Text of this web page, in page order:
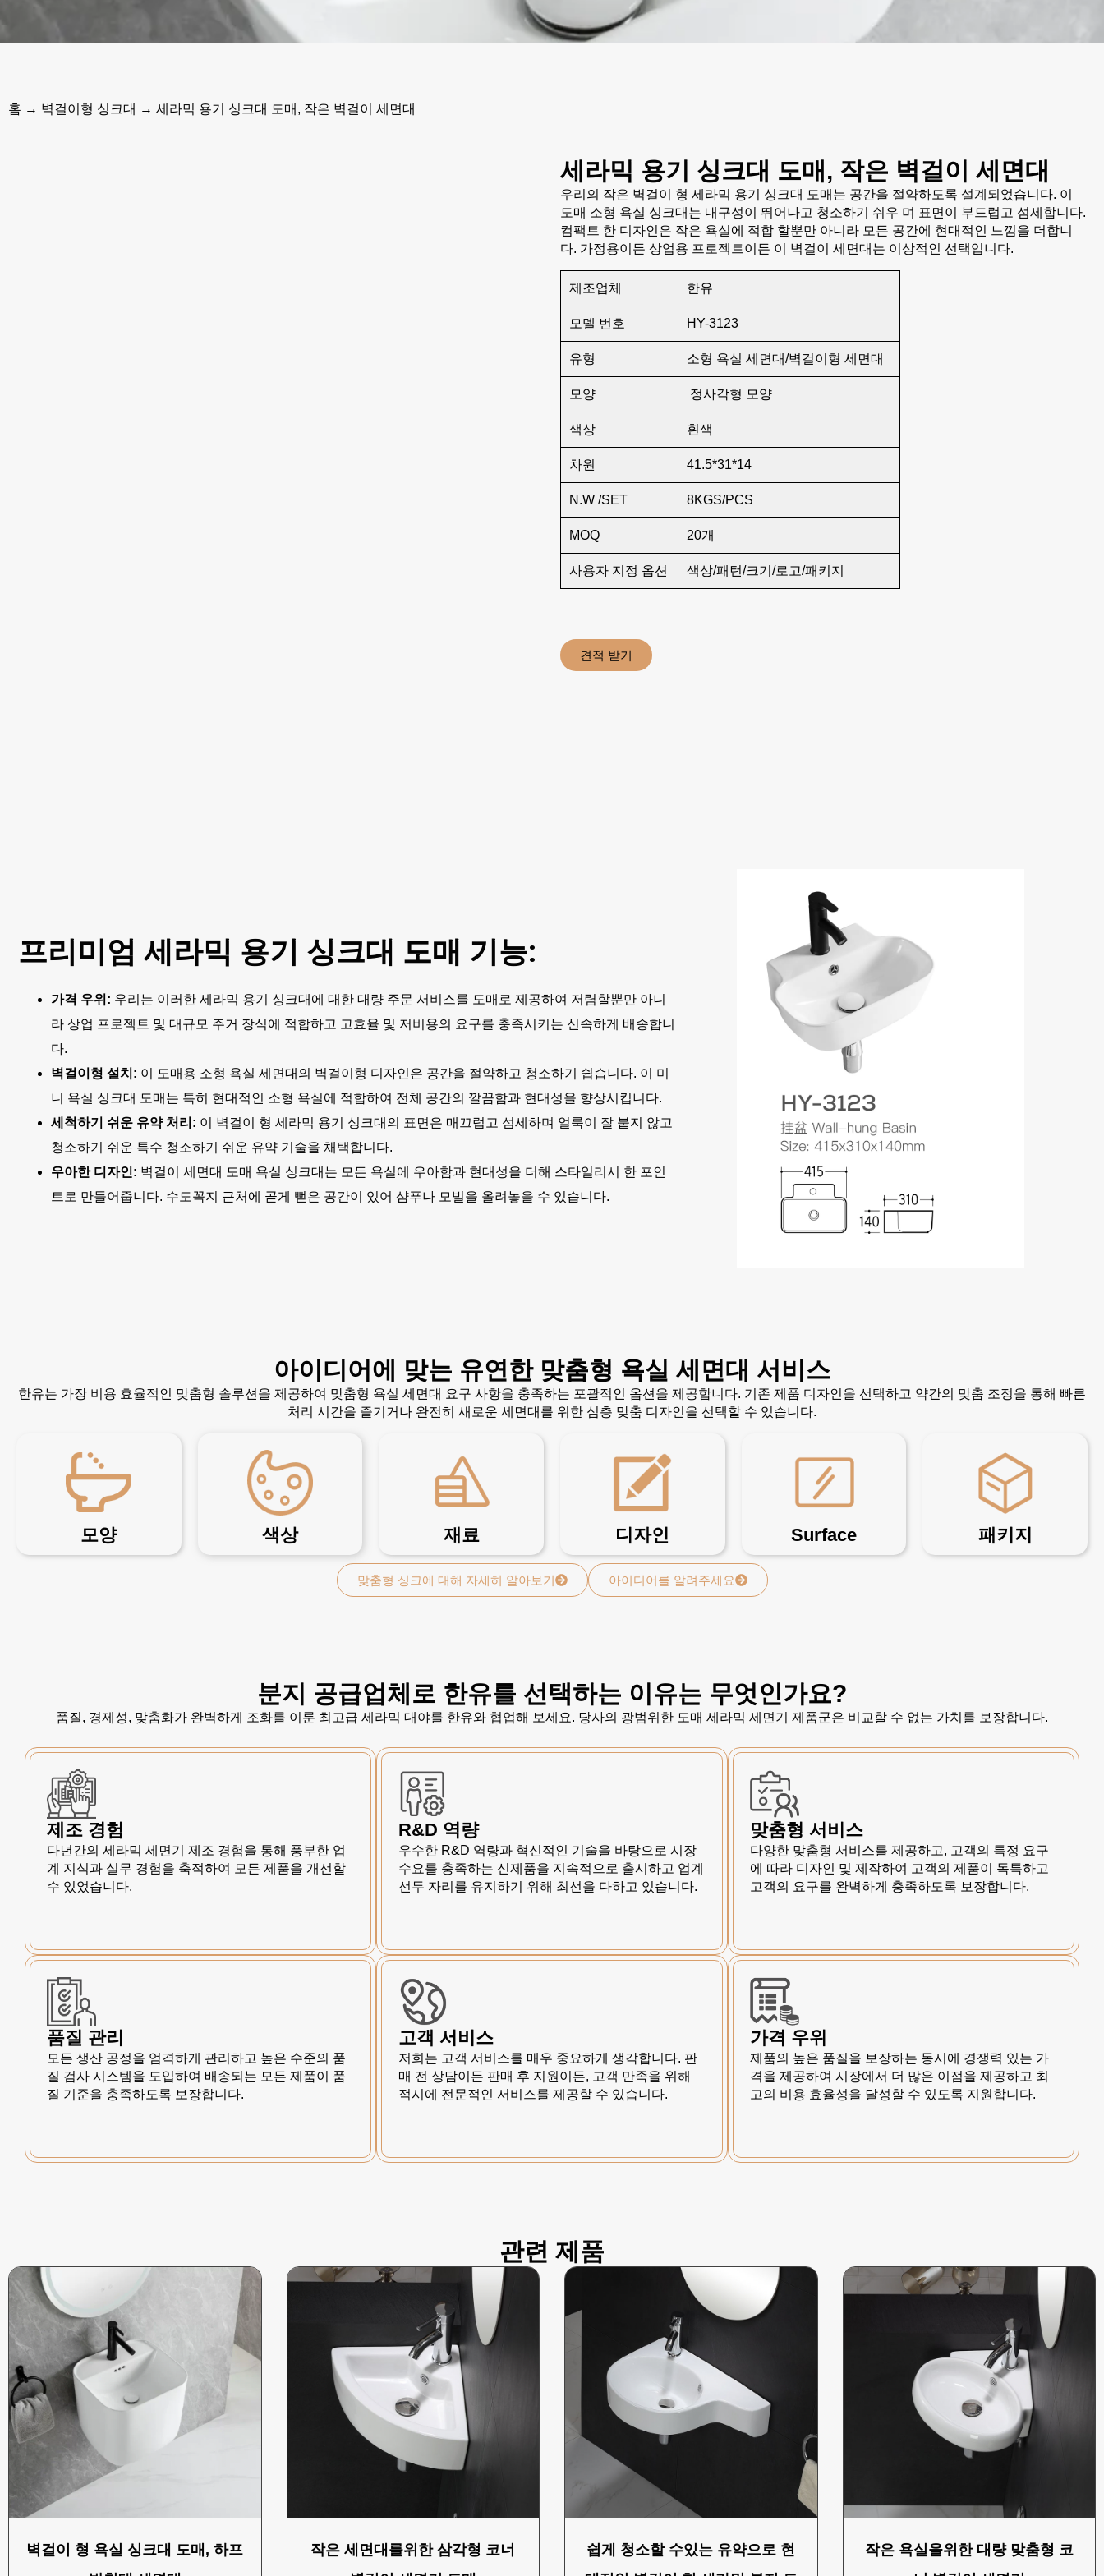
홈 → 벽걸이형 싱크대 → 세라믹 용기 싱크대 도매, 작은 벽걸이 세면대
세라믹 용기 싱크대 도매, 작은 벽걸이 세면대
우리의 작은 벽걸이 형 세라믹 용기 싱크대 도매는 공간을 절약하도록 설계되었습니다. 이
도매 소형 욕실 싱크대는 내구성이 뛰어나고 청소하기 쉬우 며 표면이 부드럽고 섬세합니다.
컴팩트 한 디자인은 작은 욕실에 적합 할뿐만 아니라 모든 공간에 현대적인 느낌을 더합니
다. 가정용이든 상업용 프로젝트이든 이 벽걸이 세면대는 이상적인 선택입니다.
제조업체 한유
모델 번호 HY-3123
유형 소형 욕실 세면대/벽걸이형 세면대
모양 정사각형 모양
색상 흰색
차원 41.5*31*14
N.W /SET 8KGS/PCS
MOQ 20개
사용자 지정 옵션 색상/패턴/크기/로고/패키지
견적 받기
프리미엄 세라믹 용기 싱크대 도매 기능:
가격 우위: 우리는 이러한 세라믹 용기 싱크대에 대한 대량 주문 서비스를 도매로 제공하여 저렴할뿐만 아니
라 상업 프로젝트 및 대규모 주거 장식에 적합하고 고효율 및 저비용의 요구를 충족시키는 신속하게 배송합니
다.
벽걸이형 설치: 이 도매용 소형 욕실 세면대의 벽걸이형 디자인은 공간을 절약하고 청소하기 쉽습니다. 이 미
니 욕실 싱크대 도매는 특히 현대적인 소형 욕실에 적합하여 전체 공간의 깔끔함과 현대성을 향상시킵니다.
세척하기 쉬운 유약 처리: 이 벽걸이 형 세라믹 용기 싱크대의 표면은 매끄럽고 섬세하며 얼룩이 잘 붙지 않고
청소하기 쉬운 특수 청소하기 쉬운 유약 기술을 채택합니다.
우아한 디자인: 벽걸이 세면대 도매 욕실 싱크대는 모든 욕실에 우아함과 현대성을 더해 스타일리시 한 포인
트로 만들어줍니다. 수도꼭지 근처에 곧게 뻗은 공간이 있어 샴푸나 모빌을 올려놓을 수 있습니다.
아이디어에 맞는 유연한 맞춤형 욕실 세면대 서비스
한유는 가장 비용 효율적인 맞춤형 솔루션을 제공하여 맞춤형 욕실 세면대 요구 사항을 충족하는 포괄적인 옵션을 제공합니다. 기존 제품 디자인을 선택하고 약간의 맞춤 조정을 통해 빠른
처리 시간을 즐기거나 완전히 새로운 세면대를 위한 심층 맞춤 디자인을 선택할 수 있습니다.
모양 색상 재료 디자인 Surface 패키지
맞춤형 싱크에 대해 자세히 알아보기 아이디어를 알려주세요
분지 공급업체로 한유를 선택하는 이유는 무엇인가요?
품질, 경제성, 맞춤화가 완벽하게 조화를 이룬 최고급 세라믹 대야를 한유와 협업해 보세요. 당사의 광범위한 도매 세라믹 세면기 제품군은 비교할 수 없는 가치를 보장합니다.
제조 경험
다년간의 세라믹 세면기 제조 경험을 통해 풍부한 업
계 지식과 실무 경험을 축적하여 모든 제품을 개선할
수 있었습니다.
R&D 역량
우수한 R&D 역량과 혁신적인 기술을 바탕으로 시장
수요를 충족하는 신제품을 지속적으로 출시하고 업계
선두 자리를 유지하기 위해 최선을 다하고 있습니다.
맞춤형 서비스
다양한 맞춤형 서비스를 제공하고, 고객의 특정 요구
에 따라 디자인 및 제작하여 고객의 제품이 독특하고
고객의 요구를 완벽하게 충족하도록 보장합니다.
품질 관리
모든 생산 공정을 엄격하게 관리하고 높은 수준의 품
질 검사 시스템을 도입하여 배송되는 모든 제품이 품
질 기준을 충족하도록 보장합니다.
고객 서비스
저희는 고객 서비스를 매우 중요하게 생각합니다. 판
매 전 상담이든 판매 후 지원이든, 고객 만족을 위해
적시에 전문적인 서비스를 제공할 수 있습니다.
가격 우위
제품의 높은 품질을 보장하는 동시에 경쟁력 있는 가
격을 제공하여 시장에서 더 많은 이점을 제공하고 최
고의 비용 효율성을 달성할 수 있도록 지원합니다.
관련 제품
벽걸이 형 욕실 싱크대 도매, 하프
작은 세면대를위한 삼각형 코너
쉽게 청소할 수있는 유약으로 현
작은 욕실을위한 대량 맞춤형 코